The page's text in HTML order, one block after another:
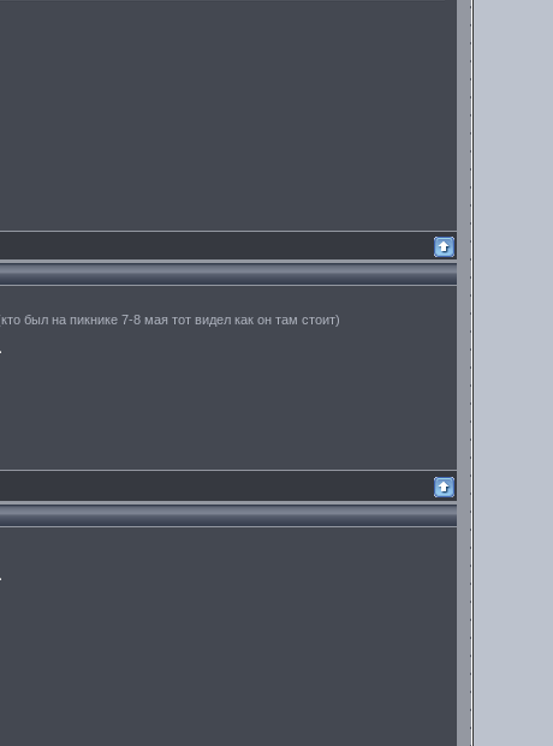
был на пикнике 7-8 мая тот видел как он там стоит)